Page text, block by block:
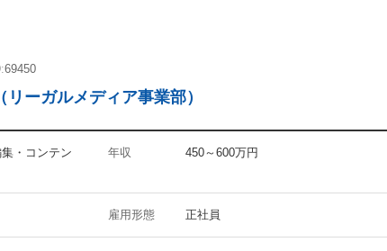
69450
ーガルメディア事業部）
・コンテン
年収 450～600万円
雇用形態 正社員